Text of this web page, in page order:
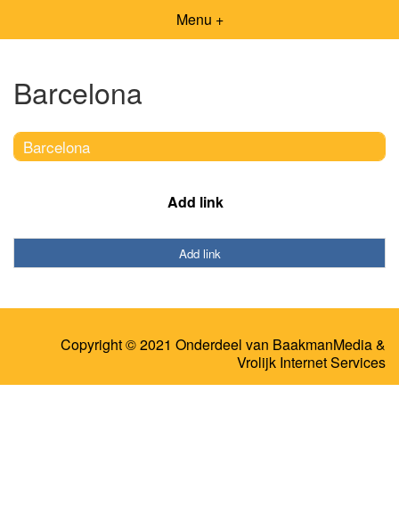
Menu +
Barcelona
Barcelona
Add link
Add link
Copyright © 2021 Onderdeel van BaakmanMedia&
Vrolijk Internet Services